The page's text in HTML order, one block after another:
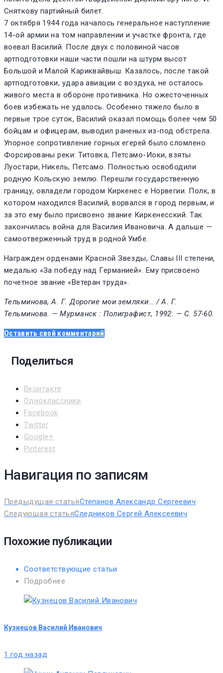
Сняткову партийный билет.
7 октября 1944 года началось генеральное наступление
14-ой армии на том направлении и участке фронта, где
воевал Василий. После двух с половиной часов
артподготовки наши части пошли на штурм высот
Большой и Малой Кариквайвыш. Казалось, после такой
артподготовки, удара авиации с воздуха, не осталось
живого места в обороне противника. Но ожесточенных
боев избежать не удалось. Особенно тяжело было в
первые трое суток, Василий оказал помощь более чем 50
бойцам и офицерам, выводил раненых из-под обстрела.
Упорное сопротивление горных егерей было сломлено.
Форсированы реки: Титовка, Петсамо-Иоки, взяты
Луостари, Никель, Петсамо. Полностью освободили
родную Кольскую землю. Перешли государственную
границу, овладели городом Киркенес е Норвегии. Полк, в
котором находился Василий, ворвался в город первым, и
за это ему было присвоено звание Киркенесский. Так
закончилась война для Василия Ивановича. А дальше —
самоотверженный труд в родной Умбе.
Награжден орденами Красной Звезды, Славы III степени,
медалью «За победу над Германией». Ему присвоено
почетное звание «Ветеран труда».
Тельминова, А. Г. Дорогие мои земляки… / А. Г.
Тельминова. — Мурманск : Полиграфист, 1992. — С. 57-60.
Оставить свой комментарий
Поделиться
Вконтакте
Одноклассники
Facebook
Twitter
Google+
Pinterest
Навигация по записям
Предыдущая статьяСтепанов Александр Сергеевич
Следующая статьяСледников Сергей Алексеевич
Похожие публикации
Соответствующие статьи
Подробнее
Кузнецов Василий Иванович
1 год назад